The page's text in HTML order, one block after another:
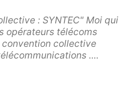
: SYNTEC" Moi qui
opérateurs télécoms
convention collective
....